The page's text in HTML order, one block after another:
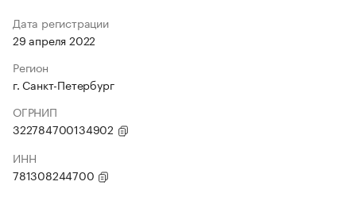
Дата регистрации
29 апреля 2022
Регион
г. Санкт-Петербург
ОГРНИП
322784700134902
ИНН
781308244700